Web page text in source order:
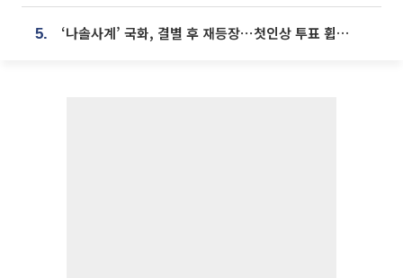
5. ‘나솔사계’ 국화, 결별 후 재등장⋯첫인상 투표 휩쓸고 ‘인기녀’ 등극